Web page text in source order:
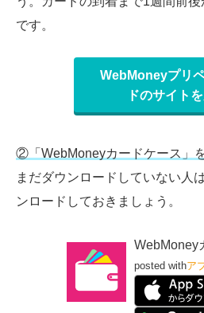
です。
WebMoneyプリ
ドのサイト
②「WebMoneyカードケース」
まだダウンロードしていない人
ンロードしておきましょう。
WebMoney
posted withア